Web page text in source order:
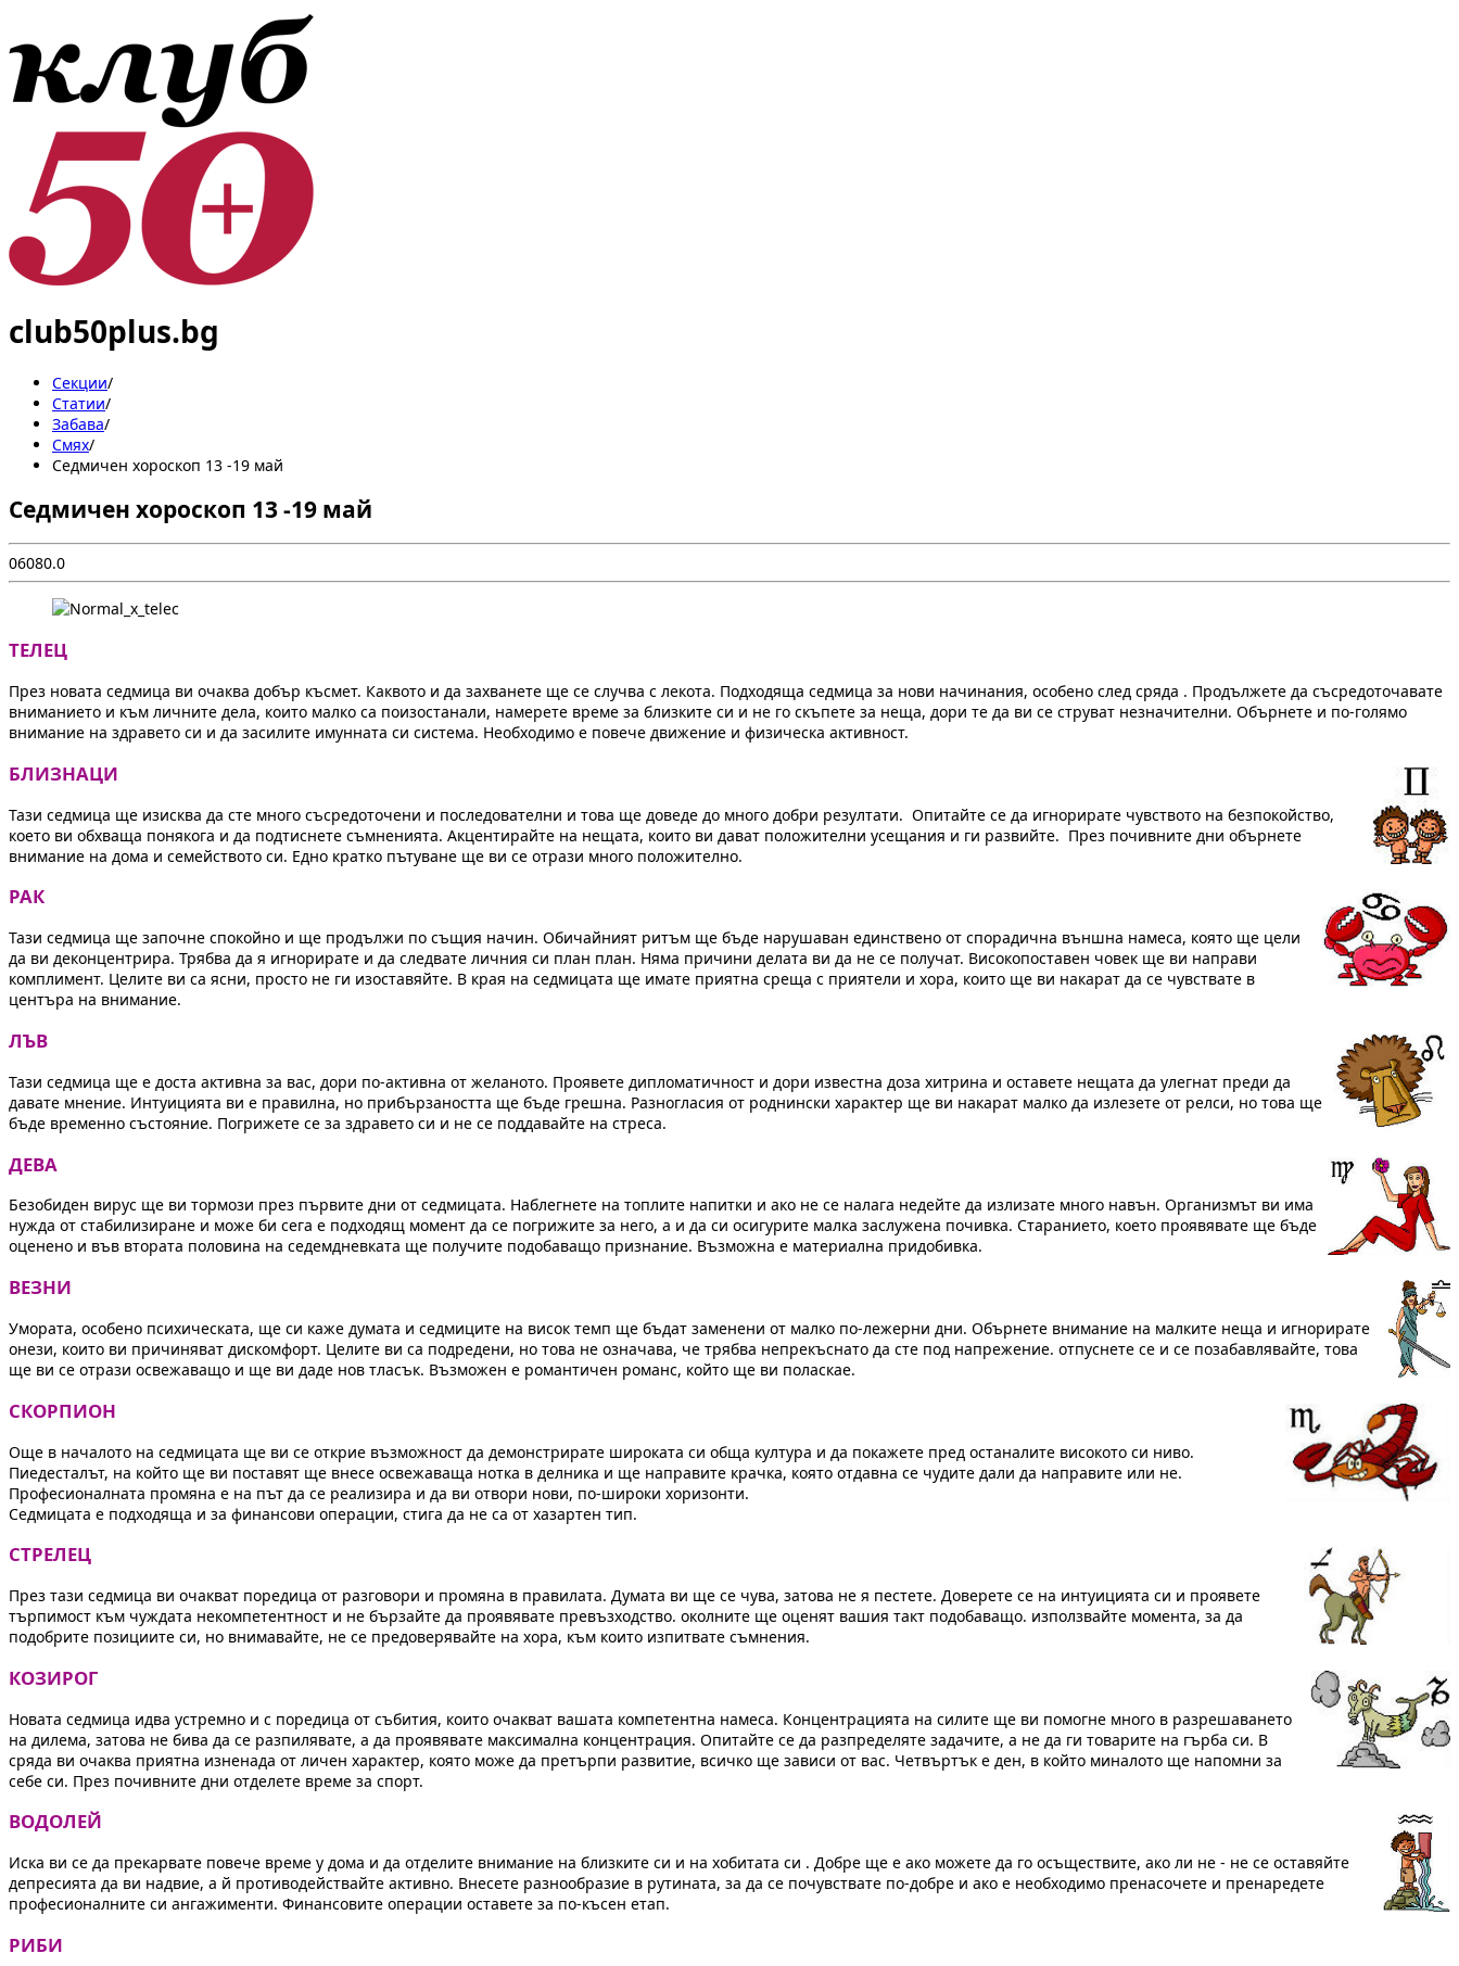
club50plus.bg
Секции/
Статии/
Забава/
Смях/
Седмичен хороскоп 13 -19 май
Седмичен хороскоп 13 -19 май
06080.0
ТЕЛЕЦ
През новата седмица ви очаква добър късмет. Каквото и да захванете ще се случва с лекота. Подходяща седмица за нови начинания, особено след сряда . Продължете да съсредоточавате
вниманието и към личните дела, които малко са поизостанали, намерете време за близките си и не го скъпете за неща, дори те да ви се струват незначителни. Обърнете и по-голямо
внимание на здравето си и да засилите имунната си система. Необходимо е повече движение и физическа активност.
БЛИЗНАЦИ
Тази седмица ще изисква да сте много съсредоточени и последователни и това ще доведе до много добри резултати. Опитайте се да игнорирате чувството на безпокойство,
което ви обхваща понякога и да подтиснете съмненията. Акцентирайте на нещата, които ви дават положителни усещания и ги развийте. През почивните дни обърнете
внимание на дома и семейството си. Едно кратко пътуване ще ви се отрази много положително.
РАК
Тази седмица ще започне спокойно и ще продължи по същия начин. Обичайният ритъм ще бъде нарушаван единствено от спорадична външна намеса, която ще цели
да ви деконцентрира. Трябва да я игнорирате и да следвате личния си план план. Няма причини делата ви да не се получат. Високопоставен човек ще ви направи
комплимент. Целите ви са ясни, просто не ги изоставяйте. В края на седмицата ще имате приятна среща с приятели и хора, които ще ви накарат да се чувствате в
центъра на внимание.
ЛЪВ
Тази седмица ще е доста активна за вас, дори по-активна от желаното. Проявете дипломатичност и дори известна доза хитрина и оставете нещата да улегнат преди да
давате мнение. Интуицията ви е правилна, но прибързаността ще бъде грешна. Разногласия от роднински характер ще ви накарат малко да излезете от релси, но това ще
бъде временно състояние. Погрижете се за здравето си и не се поддавайте на стреса.
ДЕВА
Безобиден вирус ще ви тормози през първите дни от седмицата. Наблегнете на топлите напитки и ако не се налага недейте да излизате много навън. Организмът ви има
нужда от стабилизиране и може би сега е подходящ момент да се погрижите за него, а и да си осигурите малка заслужена почивка. Старанието, което проявявате ще бъде
оценено и във втората половина на седемдневката ще получите подобаващо признание. Възможна е материална придобивка.
ВЕЗНИ
Умората, особено психическата, ще си каже думата и седмиците на висок темп ще бъдат заменени от малко по-лежерни дни. Обърнете внимание на малките неща и игнорирате
онези, които ви причиняват дискомфорт. Целите ви са подредени, но това не означава, че трябва непрекъснато да сте под напрежение. отпуснете се и се позабавлявайте, това
ще ви се отрази освежаващо и ще ви даде нов тласък. Възможен е романтичен романс, който ще ви поласкае.
СКОРПИОН
Още в началото на седмицата ще ви се открие възможност да демонстрирате широката си обща култура и да покажете пред останалите високото си ниво.
Пиедесталът, на който ще ви поставят ще внесе освежаваща нотка в делника и ще направите крачка, която отдавна се чудите дали да направите или не.
Професионалната промяна е на път да се реализира и да ви отвори нови, по-широки хоризонти.
Седмицата е подходяща и за финансови операции, стига да не са от хазартен тип.
СТРЕЛЕЦ
През тази седмица ви очакват поредица от разговори и промяна в правилата. Думата ви ще се чува, затова не я пестете. Доверете се на интуицията си и проявете
търпимост към чуждата некомпетентност и не бързайте да проявявате превъзходство. околните ще оценят вашия такт подобаващо. използвайте момента, за да
подобрите позициите си, но внимавайте, не се предоверявайте на хора, към които изпитвате съмнения.
КОЗИРОГ
Новата седмица идва устремно и с поредица от събития, които очакват вашата компетентна намеса. Концентрацията на силите ще ви помогне много в разрешаването
на дилема, затова не бива да се разпилявате, а да проявявате максимална концентрация. Опитайте се да разпределяте задачите, а не да ги товарите на гърба си. В
сряда ви очаква приятна изненада от личен характер, която може да претърпи развитие, всичко ще зависи от вас. Четвъртък е ден, в който миналото ще напомни за
себе си. През почивните дни отделете време за спорт.
ВОДОЛЕЙ
Иска ви се да прекарвате повече време у дома и да отделите внимание на близките си и на хобитата си . Добре ще е ако можете да го осъществите, ако ли не - не се оставяйте
депресията да ви надвие, а й противодействайте активно. Внесете разнообразие в рутината, за да се почувствате по-добре и ако е необходимо пренасочете и пренаредете
професионалните си ангажименти. Финансовите операции оставете за по-късен етап.
РИБИ